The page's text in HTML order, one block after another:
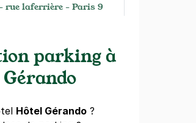
rue laferrière - Paris 9
parking à
Hôtel Gérando ?